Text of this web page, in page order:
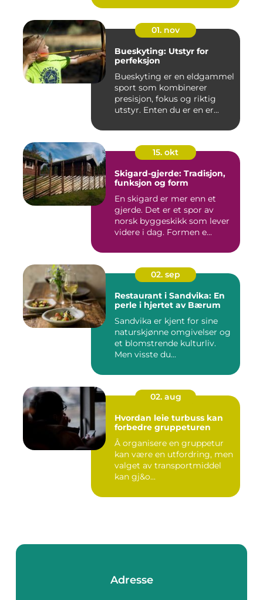
01. nov
Bueskyting: Utstyr for
perfeksjon
Bueskyting er en eldgammel
sport som kombinerer
presisjon, fokus og riktig
utstyr. Enten du er en er...
15. okt
Skigard-gjerde: Tradisjon,
funksjon og form
En skigard er mer enn et
gjerde. Det er et spor av
norsk byggeskikk som lever
videre i dag. Formen e...
02. sep
Restaurant i Sandvika: En
perle i hjertet av Bærum
Sandvika er kjent for sine
naturskjønne omgivelser og
et blomstrende kulturliv.
Men visste du...
02. aug
Hvordan leie turbuss kan
forbedre gruppeturen
Å organisere en gruppetur
kan være en utfordring, men
valget av transportmiddel
kan gj&o...
Adresse